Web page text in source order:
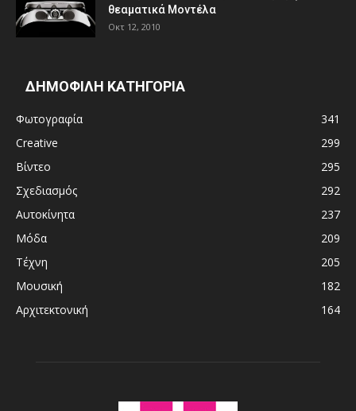
θεαματικά Μοντέλα
Οκτ 12, 2010
ΔΗΜΟΦΙΛΗ ΚΑΤΗΓΟΡΙΑ
Φωτογραφία
341
Creative
299
Βίντεο
295
Σχεδιασμός
292
Αυτοκίνητα
237
Μόδα
209
Τέχνη
205
Μουσική
182
Αρχιτεκτονική
164